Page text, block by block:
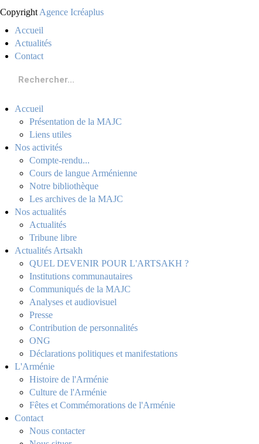
Presse
Contribution de personnalités
ONG
Déclarations politiques et manifestations
Copyright Agence Icréaplus
Accueil
Actualités
Contact
Accueil
Présentation de la MAJC
Liens utiles
Nos activités
Compte-rendu...
Cours de langue Arménienne
Notre bibliothèque
Les archives de la MAJC
Nos actualités
Actualités
Tribune libre
Actualités Artsakh
QUEL DEVENIR POUR L'ARTSAKH ?
Institutions communautaires
Communiqués de la MAJC
Analyses et audiovisuel
Presse
Contribution de personnalités
ONG
Déclarations politiques et manifestations
L'Arménie
Histoire de l'Arménie
Culture de l'Arménie
Fêtes et Commémorations de l'Arménie
Contact
Nous contacter